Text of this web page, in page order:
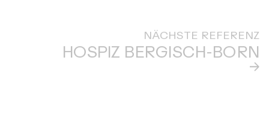
NÄCHSTE REFERENZ
HOSPIZ BERGISCH-BORN